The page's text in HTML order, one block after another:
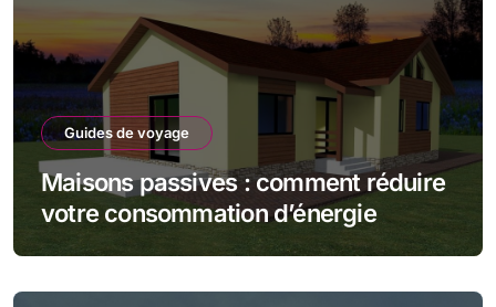
Guides de voyage
Maisons passives : comment réduire
votre consommation d’énergie